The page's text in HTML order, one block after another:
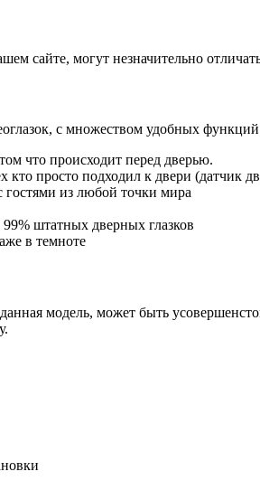
сайте, могут незначительно
с множеством удобных
что происходит перед дверью.
кто просто подходил к двери
гостями из любой точки мира
штатных дверных глазков
в темноте
модель, может быть